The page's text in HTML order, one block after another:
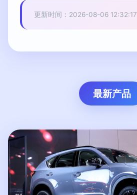
更新时间：2026-08-06 12:32:17
最新产品